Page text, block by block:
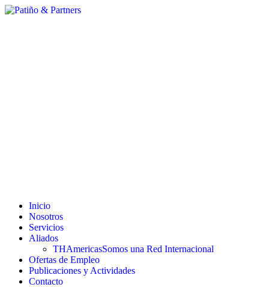
Inicio
Nosotros
Servicios
Aliados
THAmericasSomos una Red Internacional
Ofertas de Empleo
Publicaciones y Actividades
Contacto